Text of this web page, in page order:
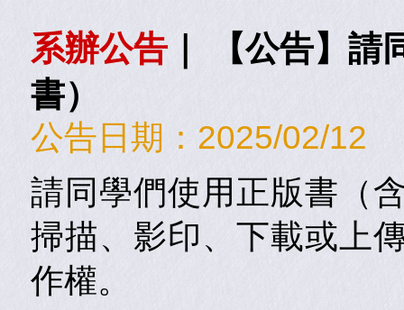
系辦公告｜
【公告】
書）
公告日期： 2025/02/12
請同學們使用正版書（
掃描、影印、下載或上
作權。